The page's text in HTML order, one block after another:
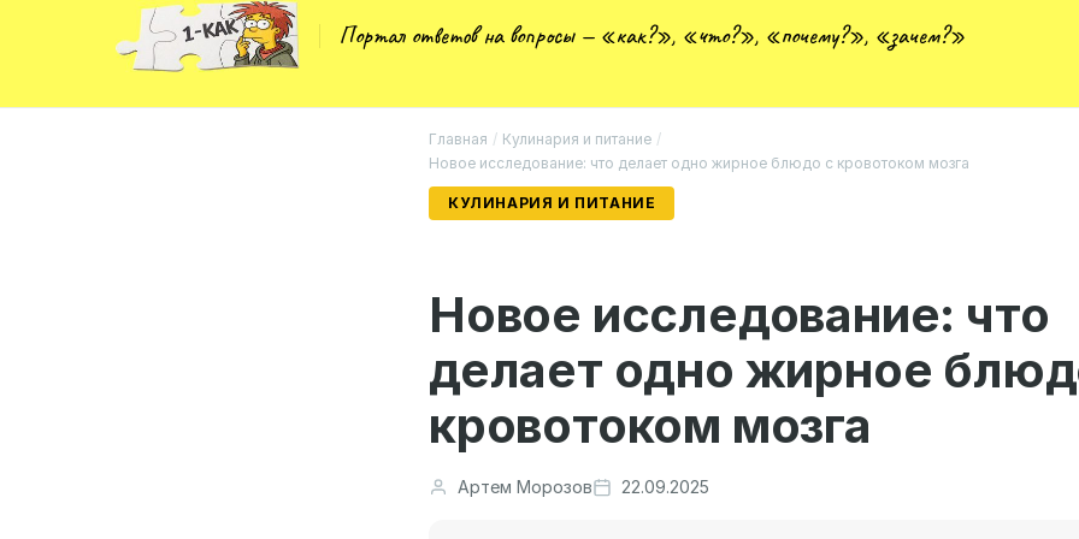
Портал ответов на вопросы — «как?», «что?», «почему?», «зачем?»
Главная / Кулинария и питание /
Новое исследование: что делает одно жирное блюдо с кровотоком мозга
КУЛИНАРИЯ И ПИТАНИЕ
Новое исследование: что
делает одно жирное
кровотоком мозга
Артем Морозов 22.09.2025